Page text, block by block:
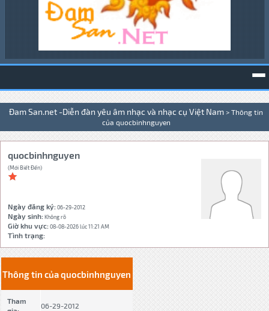
Đam San.net -Diễn đàn yêu âm nhạc và nhạc cụ Việt Nam > Thông tin
của quocbinhnguyen
quocbinhnguyen
(Mới Biết Đến)
Ngày đăng ký:06-29-2012
Ngày sinh: Không rõ
Giờ khu vực:08-08-2026 lúc 11:21 AM
Tình trạng:
Thông tin của quocbinhnguyen
Tham
06-29-2012